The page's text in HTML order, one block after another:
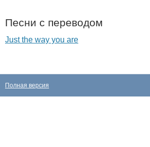
Песни с переводом
Just the way you are
Полная версия